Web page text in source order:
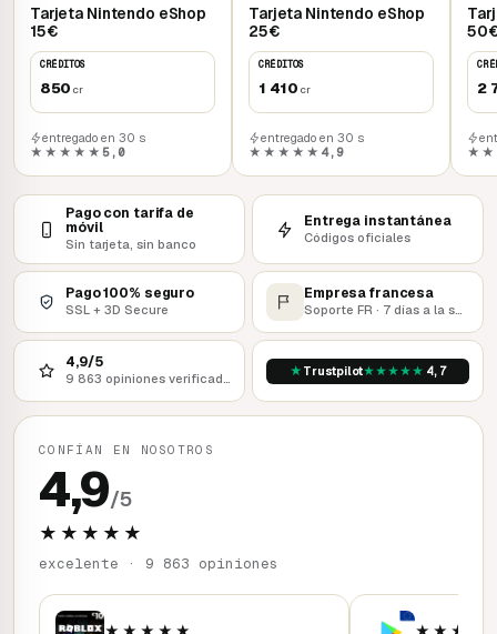
Tarjeta Nintendo eShop
15€
CRÉDITOS
850 cr
entregado en 30 s
★★★★★ 5,0
Tarjeta Nintendo eShop
25€
CRÉDITOS
1 410 cr
entregado en 30 s
★★★★★ 4,9
2
Pago con tarifa de
móvil
Sin tarjeta, sin banco
Entrega instantánea
Códigos oficiales
Pago 100% seguro
SSL + 3D Secure
Empresa francesa
Soporte FR · 7 días a la semana
4,9/5
9 863 opiniones verificadas
★ Trustpilot★★★★★ 4,7
CONFÍAN EN NOSOTROS
4,9/5
★★★★★
excelente · 9 863 opiniones